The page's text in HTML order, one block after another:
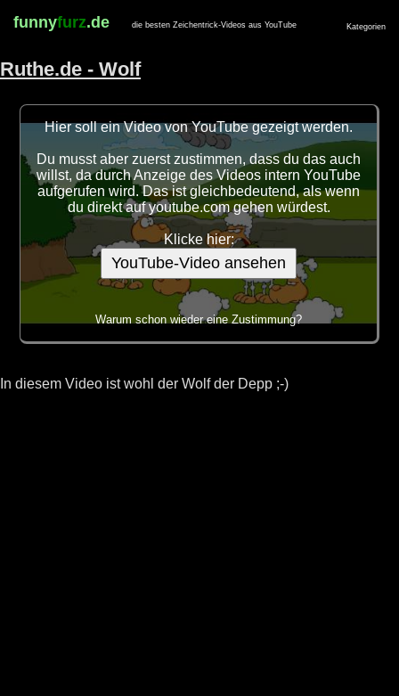
funnyfurz.de die besten Zeichentrick-Videos aus YouTube Kategorien
Ruthe.de - Wolf
Hier soll ein Video von YouTube gezeigt werden.
Du musst aber zuerst zustimmen, dass du das auch
willst, da durch Anzeige des Videos intern YouTube
aufgerufen wird. Das ist gleichbedeutend, als wenn
du direkt auf youtube.com gehen würdest.
Klicke hier:
YouTube-Video ansehen
Warum schon wieder eine Zustimmung?
In diesem Video ist wohl der Wolf der Depp ;-)